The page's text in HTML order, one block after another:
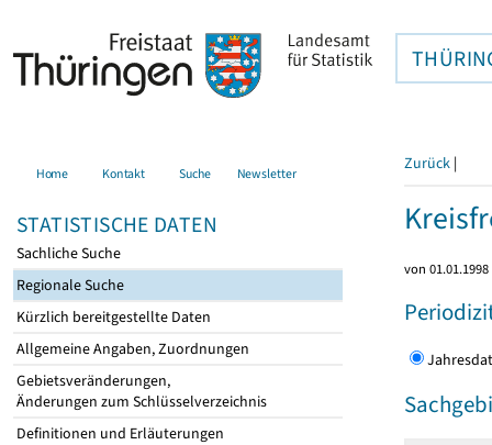
Home Kontakt Suche Newsletter
STATISTISCHE DATEN
Sachliche Suche
Regionale Suche
Kürzlich bereitgestellte Daten
Allgemeine Angaben, Zuordnungen
Gebietsveränderungen,
Änderungen zum Schlüsselverzeichnis
Definitionen und Erläuterungen
Zurück |
von